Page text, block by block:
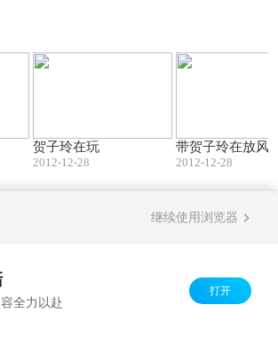
贺子玲在玩
2012-12-28
带贺子玲在放风
2012-12-28
版权所有继续使用浏览器
全力以赴
打开